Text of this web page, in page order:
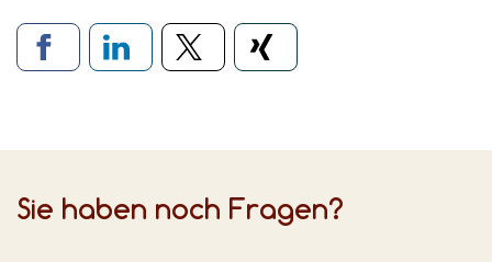
Verlinkung zu sozialen Medien
Sie haben noch Fragen?